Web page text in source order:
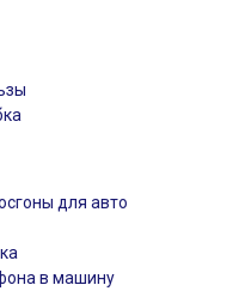
для авто
в машину